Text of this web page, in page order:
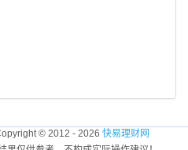
© 2012 - 2026 快易理财网